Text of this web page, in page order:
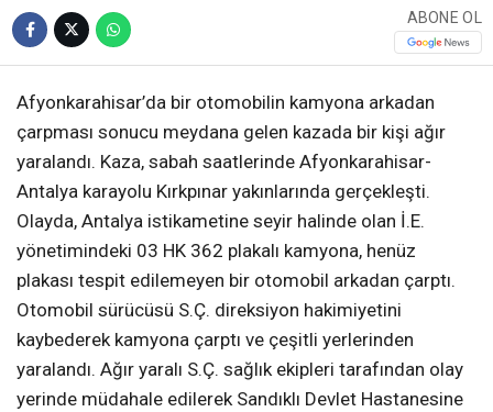
ABONE OL
Afyonkarahisar’da bir otomobilin kamyona arkadan
çarpması sonucu meydana gelen kazada bir kişi ağır
yaralandı. Kaza, sabah saatlerinde Afyonkarahisar-
Antalya karayolu Kırkpınar yakınlarında gerçekleşti.
Olayda, Antalya istikametine seyir halinde olan İ.E.
yönetimindeki 03 HK 362 plakalı kamyona, henüz
plakası tespit edilemeyen bir otomobil arkadan çarptı.
Otomobil sürücüsü S.Ç. direksiyon hakimiyetini
kaybederek kamyona çarptı ve çeşitli yerlerinden
yaralandı. Ağır yaralı S.Ç. sağlık ekipleri tarafından olay
yerinde müdahale edilerek Sandıklı Devlet Hastanesine